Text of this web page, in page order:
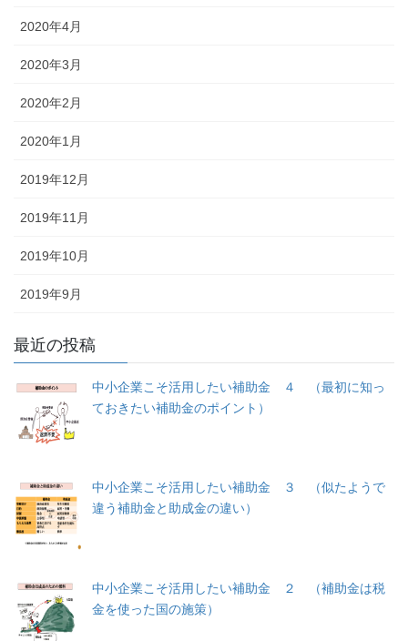
2020年4月
2020年3月
2020年2月
2020年1月
2019年12月
2019年11月
2019年10月
2019年9月
最近の投稿
中小企業こそ活用したい補助金 ４ （最初に知っ
ておきたい補助金のポイント）
中小企業こそ活用したい補助金 ３ （似たようで
違う補助金と助成金の違い）
中小企業こそ活用したい補助金 ２ （補助金は税
金を使った国の施策）